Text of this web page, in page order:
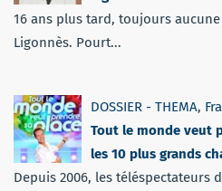
16 ans plus tard, toujours
Ligonnès. Pourt...
DOSSIER - THEMA,
Tout le monde veut
les 10 plus grands
Depuis 2006, les téléspectateurs